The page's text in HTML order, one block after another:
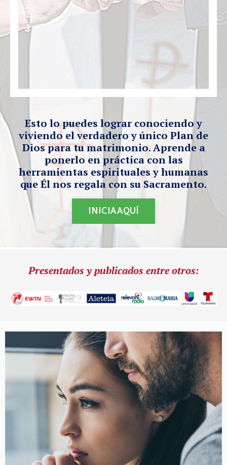
Esto lo puedes lograr conociendo y
viviendo el verdadero y único Plan de
Dios para tu matrimonio. Aprende a
ponerlo en práctica con las
herramientas espirituales y humanas
que Él nos regala con su Sacramento.
INICIA AQUÍ
Presentados y publicados entre otros: